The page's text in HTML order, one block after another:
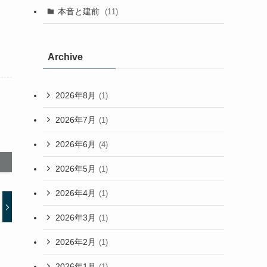
本音と建前 (11)
Archive
2026年8月 (1)
2026年7月 (1)
2026年6月 (4)
2026年5月 (1)
2026年4月 (1)
2026年3月 (1)
2026年2月 (1)